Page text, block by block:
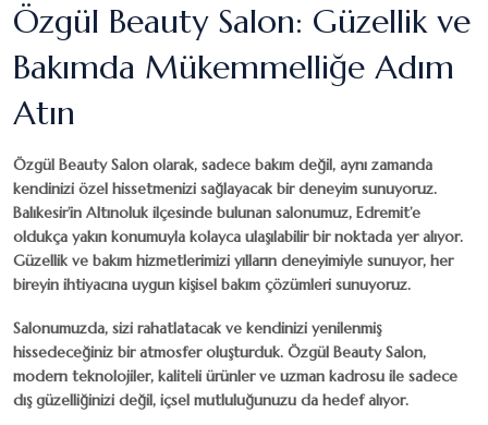
Özgül Beauty Salon: Güzellik ve
Bakımda Mükemmelliğe Adım
Atın
Özgül Beauty Salon olarak, sadece bakım değil, aynı zamanda
kendinizi özel hissetmenizi sağlayacak bir deneyim sunuyoruz.
Balıkesir’in Altınoluk ilçesinde bulunan salonumuz, Edremit’e
oldukça yakın konumuyla kolayca ulaşılabilir bir noktada yer alıyor.
Güzellik ve bakım hizmetlerimizi yılların deneyimiyle sunuyor, her
bireyin ihtiyacına uygun kişisel bakım çözümleri sunuyoruz.
Salonumuzda, sizi rahatlatacak ve kendinizi yenilenmiş
hissedeceğiniz bir atmosfer oluşturduk. Özgül Beauty Salon,
modern teknolojiler, kaliteli ürünler ve uzman kadrosu ile sadece
dış güzelliğinizi değil, içsel mutluluğunuzu da hedef alıyor.